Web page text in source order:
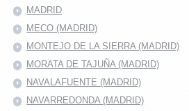
MADRID
MECO (MADRID)
MONTEJO DE LA SIERRA (MADRID)
MORATA DE TAJUÑA (MADRID)
NAVALAFUENTE (MADRID)
NAVARREDONDA (MADRID)